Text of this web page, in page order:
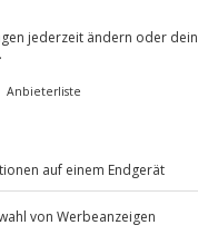
dem
mit
für ein
Kulissen
direkt